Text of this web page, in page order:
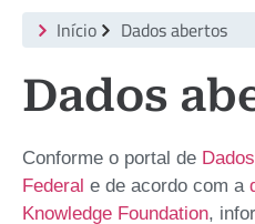
Início Dados abertos
Dados
Conforme o portal de
Federal e de acordo com a
Knowledge Foundation,